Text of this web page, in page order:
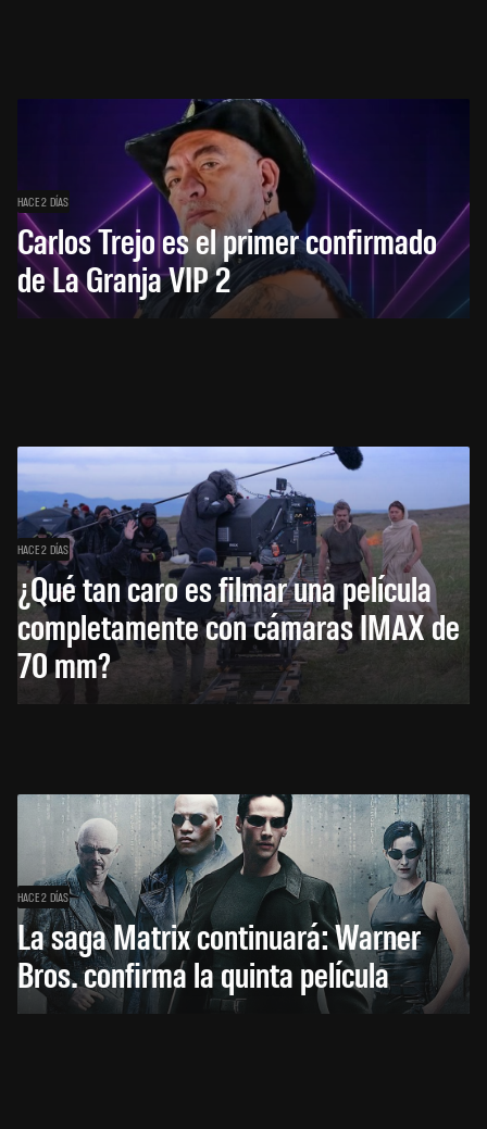
HACE 2 DÍAS
Carlos Trejo es el primer confirmado
de La Granja VIP 2
HACE 2 DÍAS
¿Qué tan caro es filmar una película
completamente con cámaras IMAX de
70 mm?
HACE 2 DÍAS
La saga Matrix continuará: Warner
Bros. confirma la quinta película